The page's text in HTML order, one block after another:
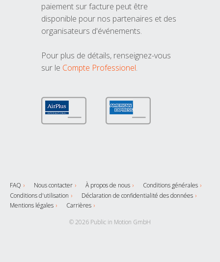
paiement sur facture peut être
disponible pour nos partenaires et des
organisateurs d'événements.
Pour plus de détails, renseignez-vous
sur le Compte Professionel.
FAQ Nous contacter À propos de nous
Conditions générales
Conditions d'utilisation
Déclaration de confidentialité des données
Mentions légales
Carrières
© 2026 Public in Motion GmbH